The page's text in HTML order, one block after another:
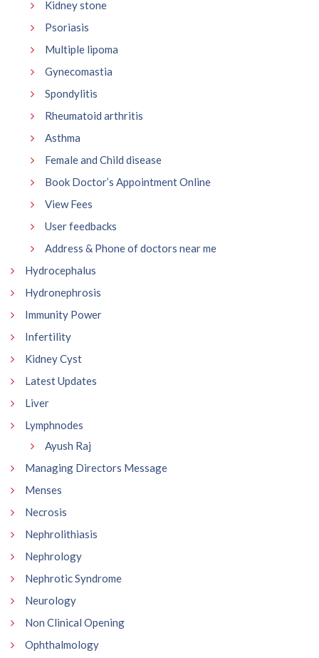
Kidney stone
Psoriasis
Multiple lipoma
Gynecomastia
Spondylitis
Rheumatoid arthritis
Asthma
Female and Child disease
Book Doctor’s Appointment Online
View Fees
User feedbacks
Address & Phone of doctors near me
Hydrocephalus
Hydronephrosis
Immunity Power
Infertility
Kidney Cyst
Latest Updates
Liver
Lymphnodes
Ayush Raj
Managing Directors Message
Menses
Necrosis
Nephrolithiasis
Nephrology
Nephrotic Syndrome
Neurology
Non Clinical Opening
Ophthalmology